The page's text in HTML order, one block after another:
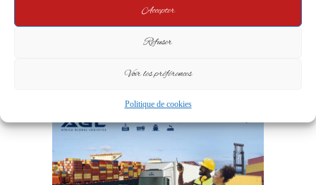
Accepter
Refuser
Voir les préférences
Politique de cookies